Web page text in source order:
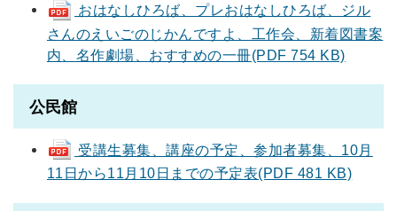
おはなしひろば、プレおはなしひろば、ジル
さんのえいごのじかんですよ、工作会、新着図書案
内、名作劇場、おすすめの一冊(PDF 754 KB)
公民館
受講生募集、講座の予定、参加者募集、10月
11日から11月10日までの予定表(PDF 481 KB)